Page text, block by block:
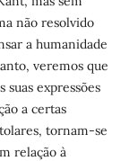
não resolvido
a humanidade
veremos que
expressões
a certas
tornam-se
relação à